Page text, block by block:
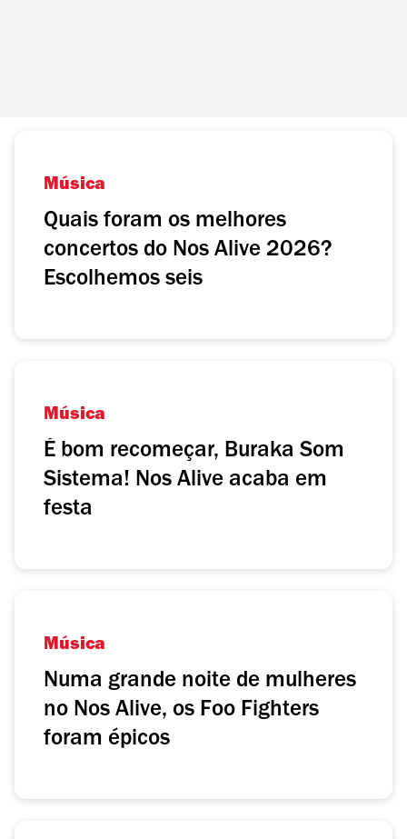
Música
Quais foram os melhores
concertos do Nos Alive 2026?
Escolhemos seis
Música
É bom recomeçar, Buraka Som
Sistema! Nos Alive acaba em
festa
Música
Numa grande noite de mulheres
no Nos Alive, os Foo Fighters
foram épicos